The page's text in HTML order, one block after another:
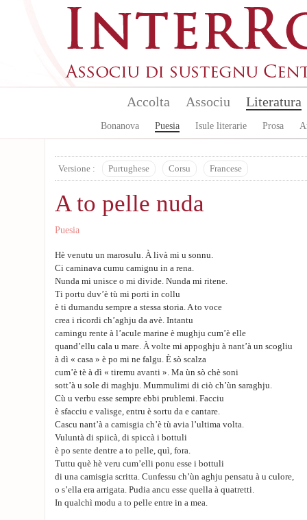
Accolta Associu Literatura
Bonanova Puesia Isule literarie Prosa
Versione : Purtughese Corsu Francese
A to pelle nuda
Puesia
Hè venutu un marosulu. À livà mi u sonnu.
Ci caminava cumu camignu in a rena.
Nunda mi unisce o mi divide. Nunda mi ritene.
Ti portu duv’è tù mi porti in collu
è ti dumandu sempre a stessa storia. A to voce
crea i ricordi ch’aghju da avè. Intantu
camingu rente à l’acule marine è mughju cum’è elle
quand’ellu cala u mare. À volte mi appoghju à nant’à un scogliu
à dì « casa » è po mi ne falgu. È sò scalza
cum’è tè à dì « tiremu avanti ». Ma ùn sò chè soni
sott’à u sole di maghju. Mummulimi di ciò ch’ùn saraghju.
Cù u verbu esse sempre ebbi prublemi. Facciu
è sfacciu e valisge, entru è sortu da e cantare.
Cascu nant’à a camisgia ch’è tù avia l’ultima volta.
Vuluntà di spiicà, di spiccà i bottuli
è po sente dentre a to pelle, quì, fora.
Tuttu què hè veru cum’elli ponu esse i bottuli
di una camisgia scritta. Cunfessu ch’ùn aghju pensatu à u culore,
o s’ella era arrigata. Pudia ancu esse quella à quatretti.
In qualchì modu a to pelle entre in a mea.